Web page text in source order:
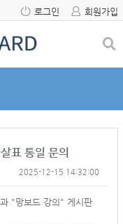
로그인 회원가입
표 통일 문의
2025-12-15 14:32:00
"망보드 강의" 게시판